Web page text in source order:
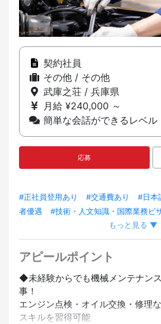
契約社員
その他 / その他
武庫之荘 / 兵庫県
月給 ¥240,000 ～
簡単な会話ができるレベル
応募
#正社員登用あり #交通費あり #日本
者優遇
#技術・人文知識・国際業務ビ
#VISAスポンサーシッ
在籍
#外国人スタッフ採用実績あり
もっと見る ▼
アピールポイント
◆未経験からでも機械メンテナン
事！
エンジン点検・オイル交換・修理
スキルを習得可能